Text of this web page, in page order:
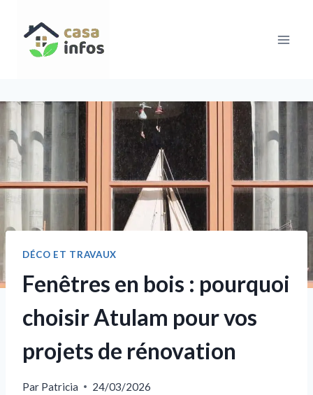
contenu
DÉCO ET TRAVAUX
Fenêtres en bois : pourquoi
choisir Atulam pour vos
projets de rénovation
Par Patricia 24/03/2026